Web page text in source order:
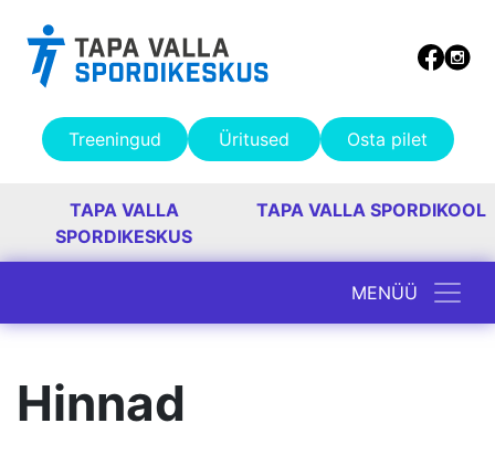
Treeningud Üritused Osta pilet
TAPA VALLA
SPORDIKESKUS
TAPA VALLA SPORDIKOOL
Peamine navigatsioon
MENÜÜ
Hinnad